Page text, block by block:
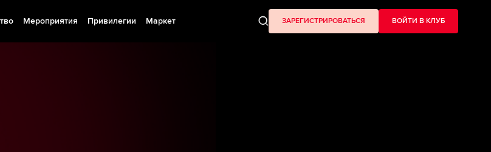
Мероприятия Привилегии Маркет ЗАРЕГИСТРИРОВАТЬСЯ ВОЙТИ В КЛУБ